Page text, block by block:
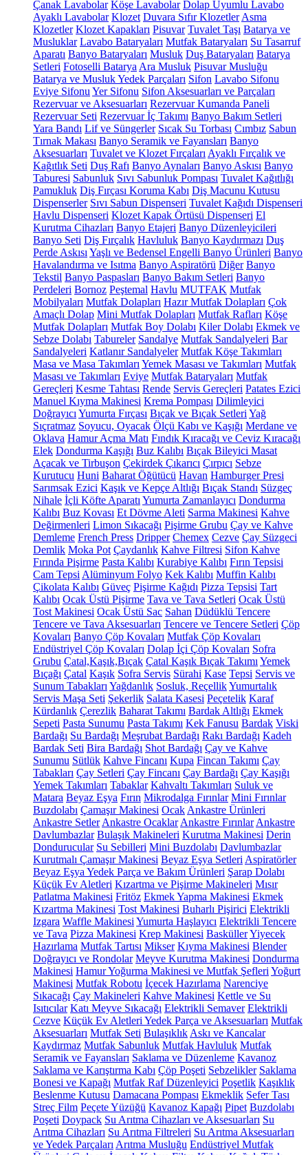
Çanak Lavabolar Köşe Lavabolar Dolap Uyumlu Lavabo
Ayaklı Lavabolar Klozet Duvara Sıfır Klozetler Asma
Klozetler Klozet Kapakları Pisuvar Tuvalet Taşı Batarya ve
Musluklar Lavabo Bataryaları Mutfak Bataryaları Su Tasarruf
Aparatı Banyo Bataryaları Musluk Duş Bataryaları Batarya
Setleri Fotoselli Batarya Ara Musluk Pisuvar Musluğu
Batarya ve Musluk Yedek Parçaları Sifon Lavabo Sifonu
Eviye Sifonu Yer Sifonu Sifon Aksesuarları ve Parçaları
Rezervuar ve Aksesuarları Rezervuar Kumanda Paneli
Rezervuar Seti Rezervuar İç Takımı Banyo Bakım Setleri
Yara Bandı Lif ve Süngerler Sıcak Su Torbası Cımbız Sabun
Tırnak Makası Banyo Seramik ve Fayansları Banyo
Aksesuarları Tuvalet ve Klozet Fırçaları Ayaklı Fırçalık ve
Kağıtlık Seti Duş Rafı Banyo Aynaları Banyo Askısı Banyo
Taburesi Sabunluk Sıvı Sabunluk Pompası Tuvalet Kağıtlığı
Pamukluk Diş Fırçası Koruma Kabı Diş Macunu Kutusu
Dispenserler Sıvı Sabun Dispenseri Tuvalet Kağıdı Dispenseri
Havlu Dispenseri Klozet Kapak Örtüsü Dispenseri El
Kurutma Cihazları Banyo Etajeri Banyo Düzenleyicileri
Banyo Seti Diş Fırçalık Havluluk Banyo Kaydırmazı Duş
Perde Askısı Yaşlı ve Bedensel Engelli Banyo Ürünleri Banyo
Havalandırma ve Isıtma Banyo Aspiratörü Diğer Banyo
Tekstil Banyo Paspasları Banyo Bakım Setleri Banyo
Perdeleri Bornoz Peştemal Havlu MUTFAK Mutfak
Mobilyaları Mutfak Dolapları Hazır Mutfak Dolapları Çok
Amaçlı Dolap Mini Mutfak Dolapları Mutfak Rafları Köşe
Mutfak Dolapları Mutfak Boy Dolabı Kiler Dolabı Ekmek ve
Sebze Dolabı Tabureler Sandalye Mutfak Sandalyeleri Bar
Sandalyeleri Katlanır Sandalyeler Mutfak Köşe Takımları
Masa ve Masa Takımları Yemek Masası ve Takımları Mutfak
Masası ve Takımları Eviye Mutfak Bataryaları Mutfak
Gereçleri Kesme Tahtası Rende Servis Gereçleri Patates Ezici
Manuel Kıyma Makinesi Krema Pompası Dilimleyici
Doğrayıcı Yumurta Fırçası Bıçak ve Bıçak Setleri Yağ
Sıçratmaz Soyucu, Oyacak Ölçü Kabı ve Kaşığı Merdane ve
Oklava Hamur Açma Matı Fındık Kıracağı ve Ceviz Kıracağı
Elek Dondurma Kaşığı Buz Kalıbı Bıçak Bileyici Masat
Açacak ve Tirbuşon Çekirdek Çıkarıcı Çırpıcı Sebze
Kurutucu Huni Baharat Öğütücü Havan Hamburger Presi
Sarımsak Ezici Kaşık ve Kepçe Altlığı Bıçak Standı Süzgeç
Nihale İçli Köfte Aparatı Yumurta Zamanlayıcı Dondurma
Kalıbı Buz Kovası Et Dövme Aleti Sarma Makinesi Kahve
Değirmenleri Limon Sıkacağı Pişirme Grubu Çay ve Kahve
Demleme French Press Dripper Chemex Cezve Çay Süzgeci
Demlik Moka Pot Çaydanlık Kahve Filtresi Sifon Kahve
Fırında Pişirme Pasta Kalıbı Kurabiye Kalıbı Fırın Tepsisi
Cam Tepsi Alüminyum Folyo Kek Kalıbı Muffin Kalıbı
Çikolata Kalıbı Güveç Pişirme Kağıdı Pizza Tepsisi Tart
Kalıbı Ocak Üstü Pişirme Tava ve Tava Setleri Ocak Üstü
Tost Makinesi Ocak Üstü Sac Sahan Düdüklü Tencere
Tencere ve Tava Aksesuarları Tencere ve Tencere Setleri Çöp
Kovaları Banyo Çöp Kovaları Mutfak Çöp Kovaları
Endüstriyel Çöp Kovaları Dolap İçi Çöp Kovaları Sofra
Grubu Çatal,Kaşık,Bıçak Çatal Kaşık Bıçak Takımı Yemek
Bıçağı Çatal Kaşık Sofra Servis Sürahi Kase Tepsi Servis ve
Sunum Tabakları Yağdanlık Sosluk, ReçellikYumurtalık
Servis Maşa Seti Şekerlik Salata Kasesi Peçetelik Karaf
Kürdanlık Çerezlik Baharat Takımı Bardak Altlığı Ekmek
Sepeti Pasta Sunumu Pasta Takımı Kek Fanusu Bardak Viski
Bardağı Su Bardağı Meşrubat Bardağı Rakı Bardağı Kadeh
Bardak Seti Bira Bardağı Shot Bardağı Çay ve Kahve
Sunumu Sütlük Kahve Fincanı Kupa Fincan Takımı Çay
Tabakları Çay Setleri Çay Fincanı Çay Bardağı Çay Kaşığı
Yemek Takımları Tabaklar Kahvaltı Takımları Suluk ve
Matara Beyaz Eşya Fırın Mikrodalga Fırınlar Mini Fırınlar
Buzdolabı Çamaşır Makinesi Ocak Ankastre Ürünleri
Ankastre Setler Ankastre Ocaklar Ankastre Fırınlar Ankastre
Davlumbazlar Bulaşık Makineleri Kurutma Makinesi Derin
Dondurucular Su Sebilleri Mini Buzdolabı Davlumbazlar
Kurutmalı Çamaşır Makinesi Beyaz Eşya Setleri Aspiratörler
Beyaz Eşya Yedek Parça ve Bakım Ürünleri Şarap Dolabı
Küçük Ev Aletleri Kızartma ve Pişirme Makineleri Mısır
Patlatma Makinesi Fritöz Ekmek Yapma Makinesi Ekmek
Kızartma Makinesi Tost Makinesi Buharlı Pişirici Elektrikli
Izgara Waffle Makinesi Yumurta Haşlayıcı Elektrikli Tencere
ve Tava Pizza Makinesi Krep Makinesi BasküllerYiyecek
Hazırlama Mutfak Tartısı Mikser Kıyma Makinesi Blender
Doğrayıcı ve Rondolar Meyve Kurutma Makinesi Dondurma
Makinesi Hamur Yoğurma Makinesi ve Mutfak Şefleri Yoğurt
Makinesi Mutfak Robotu İçecek Hazırlama Narenciye
Sıkacağı Çay Makineleri Kahve Makinesi Kettle ve Su
Isıtıcılar Katı Meyve Sıkacağı Elektrikli Semaver Elektrikli
Cezve Küçük Ev Aletleri Yedek Parça ve Aksesuarları Mutfak
Aksesuarları Mutfak Seti Bulaşıklık Askı ve Kancalar
Kaydırmaz Mutfak Sabunluk Mutfak Havluluk Mutfak
Seramik ve Fayansları Saklama ve Düzenleme Kavanoz
Saklama ve Karıştırma Kabı Çöp Poşeti Sebzelikler Saklama
Bonesi ve Kapağı Mutfak Raf Düzenleyici Poşetlik Kaşıklık
Beslenme Kutusu Damacana Pompası Ekmeklik Sefer Tası
Streç Film Peçete Yüzüğü Kavanoz Kapağı Pipet Buzdolabı
Poşeti Doypack Su Arıtma Cihazları ve Aksesuarları Su
Arıtma Cihazları Su Arıtma Filtreleri Su Arıtma Aksesuarları
ve Yedek Parçaları Arıtma Musluğu Endüstriyel Mutfak